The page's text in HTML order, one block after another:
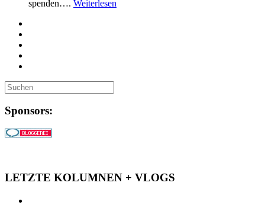
spenden…. Weiterlesen
Sponsors:
LETZTE KOLUMNEN + VLOGS